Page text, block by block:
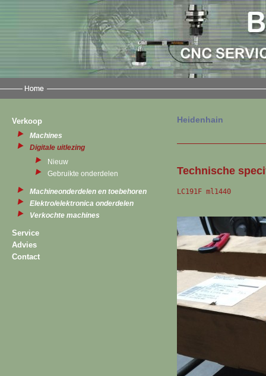
Verkoop
Machines
Digitale uitlezing
Nieuw
Gebruikte onderdelen
Machineonderdelen en toebehoren
Elektro/elektronica onderdelen
Verkochte machines
Service
Advies
Contact
Heidenhain
Technische
LC191F ml1440